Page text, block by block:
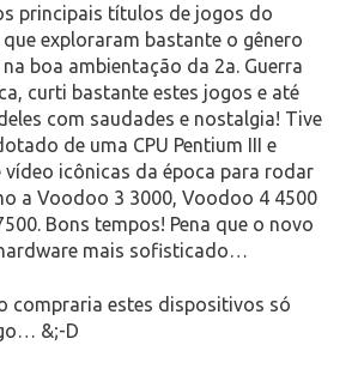
principais títulos de jogos do
exploraram bastante o gênero
na boa ambientação da 2a. Guerra
curti bastante estes jogos e até
com saudades e nostalgia! Tive
de uma CPU Pentium III e
vídeo icônicas da época para rodar
a Voodoo 3 3000, Voodoo 4 4500
Bons tempos! Pena que o novo
mais sofisticado…
compraria estes dispositivos só
&;-D